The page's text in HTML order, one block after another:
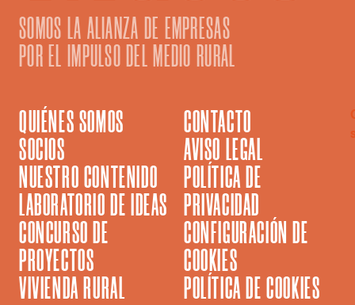
SOMOS LA ALIANZA DE EMPRESAS
POR EL IMPULSO DEL MEDIO RURAL
QUIÉNES SOMOS
SOCIOS
NUESTRO CONTENIDO
LABORATORIO DE IDEAS
CONCURSO DE
PROYECTOS
VIVIENDA RURAL
CONTACTO
AVISO LEGAL
POLÍTICA DE
PRIVACIDAD
CONFIGURACIÓN DE
COOKIES
POLÍTICA DE COOKIES